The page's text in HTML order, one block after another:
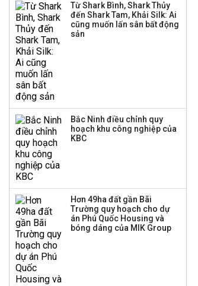
nhóm ngành nào có
tiềm năng dẫn sóng?
Từ Shark Bình, Shark Thủy
đến Shark Tam, Khải Silk: Ai
cũng muốn lấn sân bất động
sản
Bắc Ninh điều chỉnh quy
hoạch khu công nghiệp của
KBC
Hơn 49ha đất gần Bãi
Trường quy hoạch cho dự
án Phú Quốc Housing và
bóng dáng của MIK Group